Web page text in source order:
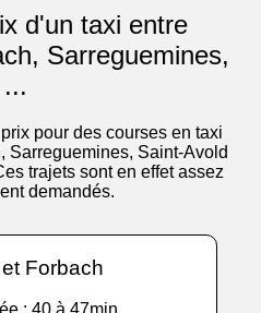
d'un taxi entre
Sarreguemines,
...
pour des courses en taxi
Sarreguemines, Saint-Avold
trajets sont en effet assez
demandés.
Forbach